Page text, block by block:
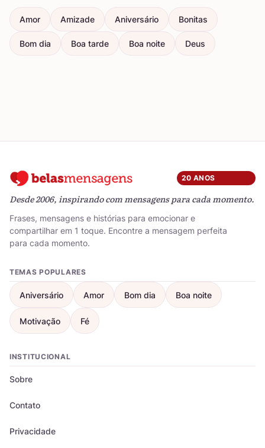
Amor Amizade Aniversário Bonitas
Bom dia Boa tarde Boa noite Deus
20 ANOS
Desde 2006, inspirando com mensagens para cada momento.
Frases, mensagens e histórias para emocionar e
compartilhar em 1 toque. Encontre a mensagem perfeita
para cada momento.
TEMAS POPULARES
Aniversário Amor Bom dia Boa noite
Motivação Fé
INSTITUCIONAL
Sobre
Contato
Privacidade